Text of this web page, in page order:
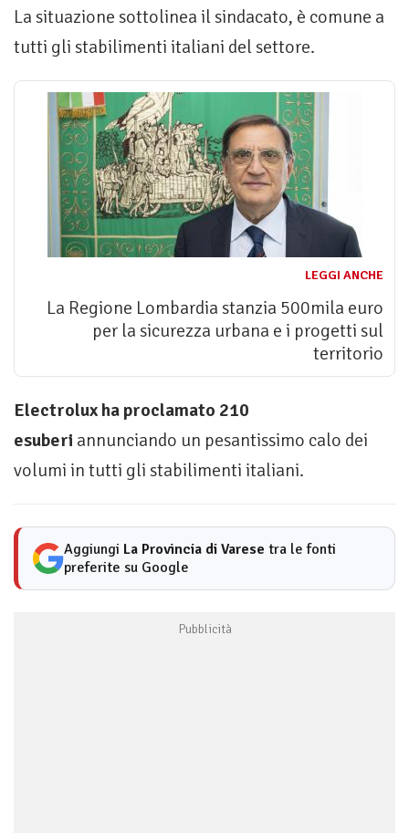
La situazione sottolinea il sindacato, è comune a
tutti gli stabilimenti italiani del settore.
LEGGI ANCHE
La Regione Lombardia stanzia 500mila euro
per la sicurezza urbana e i progetti sul
territorio
Electrolux ha proclamato 210
esuberi annunciando un pesantissimo calo dei
volumi in tutti gli stabilimenti italiani.
Aggiungi La Provincia di Varese tra le fonti
preferite su Google